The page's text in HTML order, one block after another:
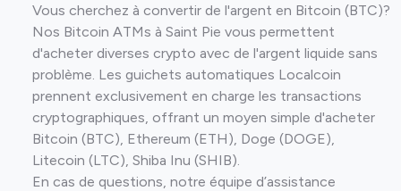
Vous cherchez à convertir de l'argent en Bitcoin (BTC)?
Nos Bitcoin ATMs à Saint Pie vous permettent
d'acheter diverses crypto avec de l'argent liquide sans
problème. Les guichets automatiques Localcoin
prennent exclusivement en charge les transactions
cryptographiques, offrant un moyen simple d'acheter
Bitcoin (BTC), Ethereum (ETH), Doge (DOGE),
Litecoin (LTC), Shiba Inu (SHIB).
En cas de questions, notre équipe d’assistance